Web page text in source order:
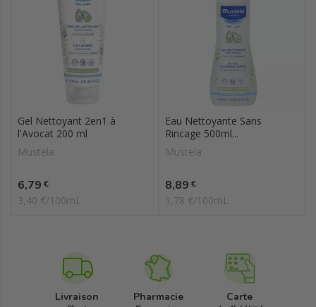
Gel Nettoyant 2en1 à
l'Avocat 200 ml
Mustela
Prix
6,79 €
3,40 €/100mL
Eau Nettoyante Sans
Rincage 500ml...
Mustela
Prix
8,89 €
1,78 €/100mL
Livraison
Pharmacie
Carte